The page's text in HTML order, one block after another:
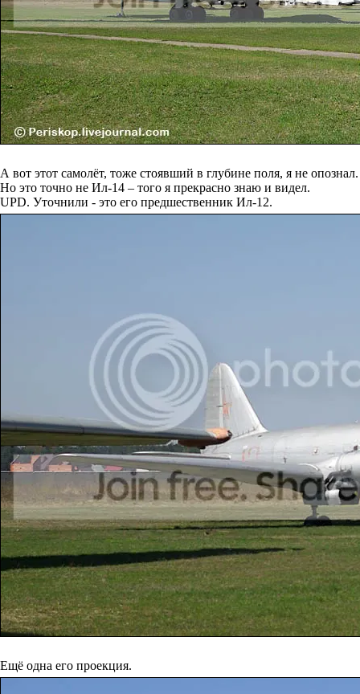
А вот этот самолёт, тоже стоявший в глубине поля, я не опознал.
Но это точно не Ил-14 – того я прекрасно знаю и видел.
UPD. Уточнили - это его предшественник Ил-12.
Ещё одна его проекция.